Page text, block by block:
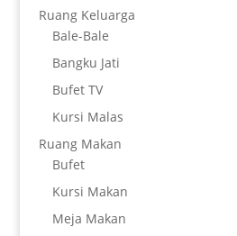
Ruang Keluarga
Bale-Bale
Bangku Jati
Bufet TV
Kursi Malas
Ruang Makan
Bufet
Kursi Makan
Meja Makan